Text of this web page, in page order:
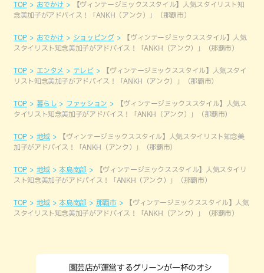
TOP おでかけ
【ヴィンテージミックススタイル】人気スタイリスト知
念美加子がアドバイス！「ANKH（アンク）」（那覇市）
TOP おでかけ ショッピング
【ヴィンテージミックススタイル】人気
スタイリスト知念美加子がアドバイス！「ANKH（アンク）」（那覇市）
TOP エンタメ テレビ
【ヴィンテージミックススタイル】人気スタイ
リスト知念美加子がアドバイス！「ANKH（アンク）」（那覇市）
TOP 暮らし ファッション
【ヴィンテージミックススタイル】人気ス
タイリスト知念美加子がアドバイス！「ANKH（アンク）」（那覇市）
TOP 地域
【ヴィンテージミックススタイル】人気スタイリスト知念美
加子がアドバイス！「ANKH（アンク）」（那覇市）
TOP 地域 本島南部
【ヴィンテージミックススタイル】人気スタイリ
スト知念美加子がアドバイス！「ANKH（アンク）」（那覇市）
TOP 地域 本島南部 那覇市
【ヴィンテージミックススタイル】人気
スタイリスト知念美加子がアドバイス！「ANKH（アンク）」（那覇市）
園芸店が運営するグリーンが一杯のオシ